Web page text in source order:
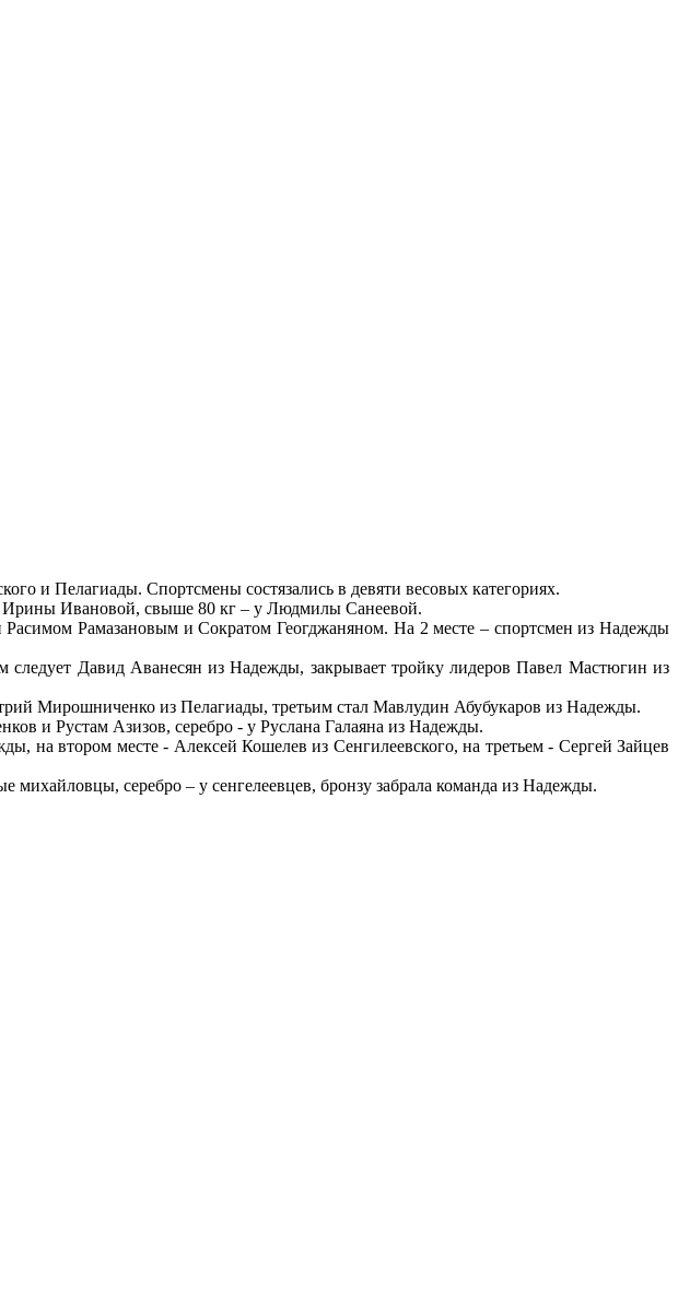
и Пелагиады. Спортсмены состязались в девяти весовых категориях.
Ирины Ивановой, свыше 80 кг – у Людмилы Санеевой.
Расимом Рамазановым и Сократом Геогджаняном. На 2 месте – спортсмен из Надежды
следует Давид Аванесян из Надежды, закрывает тройку лидеров Павел Мастюгин из
Мирошниченко из Пелагиады, третьим стал Мавлудин Абубукаров из Надежды.
и Рустам Азизов, серебро - у Руслана Галаяна из Надежды.
на втором месте - Алексей Кошелев из Сенгилеевского, на третьем - Сергей Зайцев
михайловцы, серебро – у сенгелеевцев, бронзу забрала команда из Надежды.